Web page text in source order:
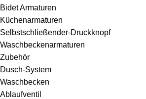
Bidet Armaturen
Küchenarmaturen
Selbstschließender-Druckknopf
Waschbeckenarmaturen
Zubehör
Dusch-System
Waschbecken
Ablaufventil